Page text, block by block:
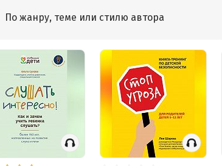
По жанру, теме или стилю автора